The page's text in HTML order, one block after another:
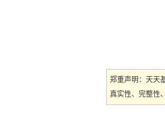
郑重声明：天天
真实性、完整性